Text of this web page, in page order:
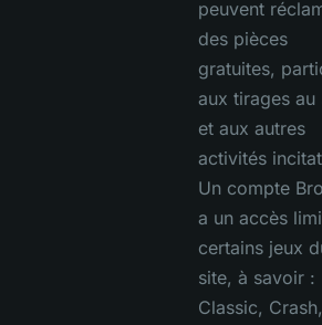
peuvent
des pièces
gratuites,
aux tirages au
et aux autres
activités
Un compte
a un accès
certains jeux
site, à savoir :
Classic,